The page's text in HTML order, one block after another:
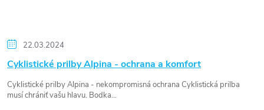
22.03.2024
Cyklistické prilby Alpina - ochrana a komfort
Cyklistické prilby Alpina - nekompromisná ochrana Cyklistická prilba
musí chrániť vašu hlavu. Bodka...